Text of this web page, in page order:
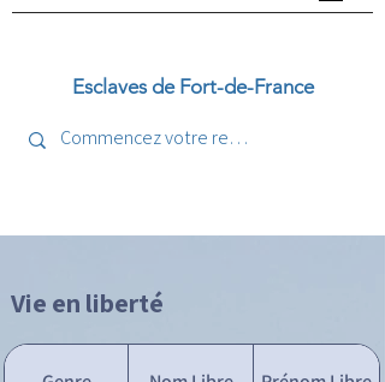
Esclaves de Fort-de-France
Vie en liberté